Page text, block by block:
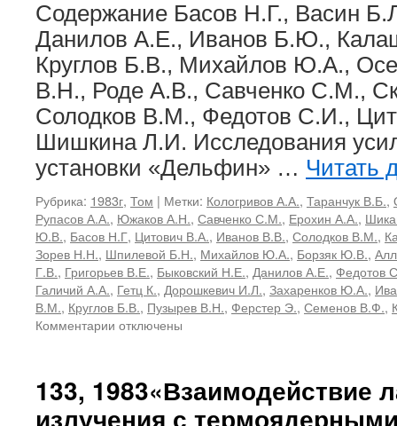
Содержание Басов Н.Г., Васин
Данилов А.Е., Иванов Б.Ю.,
Круглов Б.В., Михайлов Ю.А.,
В.Н., Роде А.В., Савченко С.М.,
Солодков В.М., Федотов С.И.,
Шишкина Л.И. Исследования
установки «Дельфин» … Читать
Рубрика: 1983г, Том | Метки: Кологривов А.А., Таранчук В.Б.,
Рупасов А.А., Южаков А.Н., Савченко С.М., Ерохин А.А.,
Ю.В., Басов Н.Г, Цитович В.А., Иванов В.В., Солодков В.М.,
Зорев Н.Н., Шпилевой Б.Н., Михайлов Ю.А., Борзяк Ю.В.,
Г.В., Григорьев В.Е., Быковский Н.Е., Данилов А.Е., Федотов
Галичий А.А., Гетц К., Дорошкевич И.Л., Захаренков Ю.А.,
В.М., Круглов Б.В., Пузырев В.Н., Ферстер Э., Семенов В.Ф.,
Комментарии к
«Взаимодействие
лазерного
отключены
133, 1983«Взаимодействие
излучения с